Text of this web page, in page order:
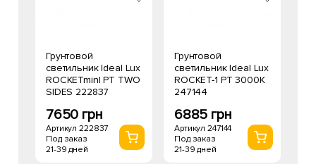
Грунтовой
светильник Ideal Lux
ROCKETminI PT TWO
SIDES 222837
7650 грн
Артикул 222837
Под заказ
21-39 дней
Грунтовой
светильник Ideal Lux
ROCKET-1 PT 3000K
247144
6885 грн
Артикул 247144
Под заказ
21-39 дней